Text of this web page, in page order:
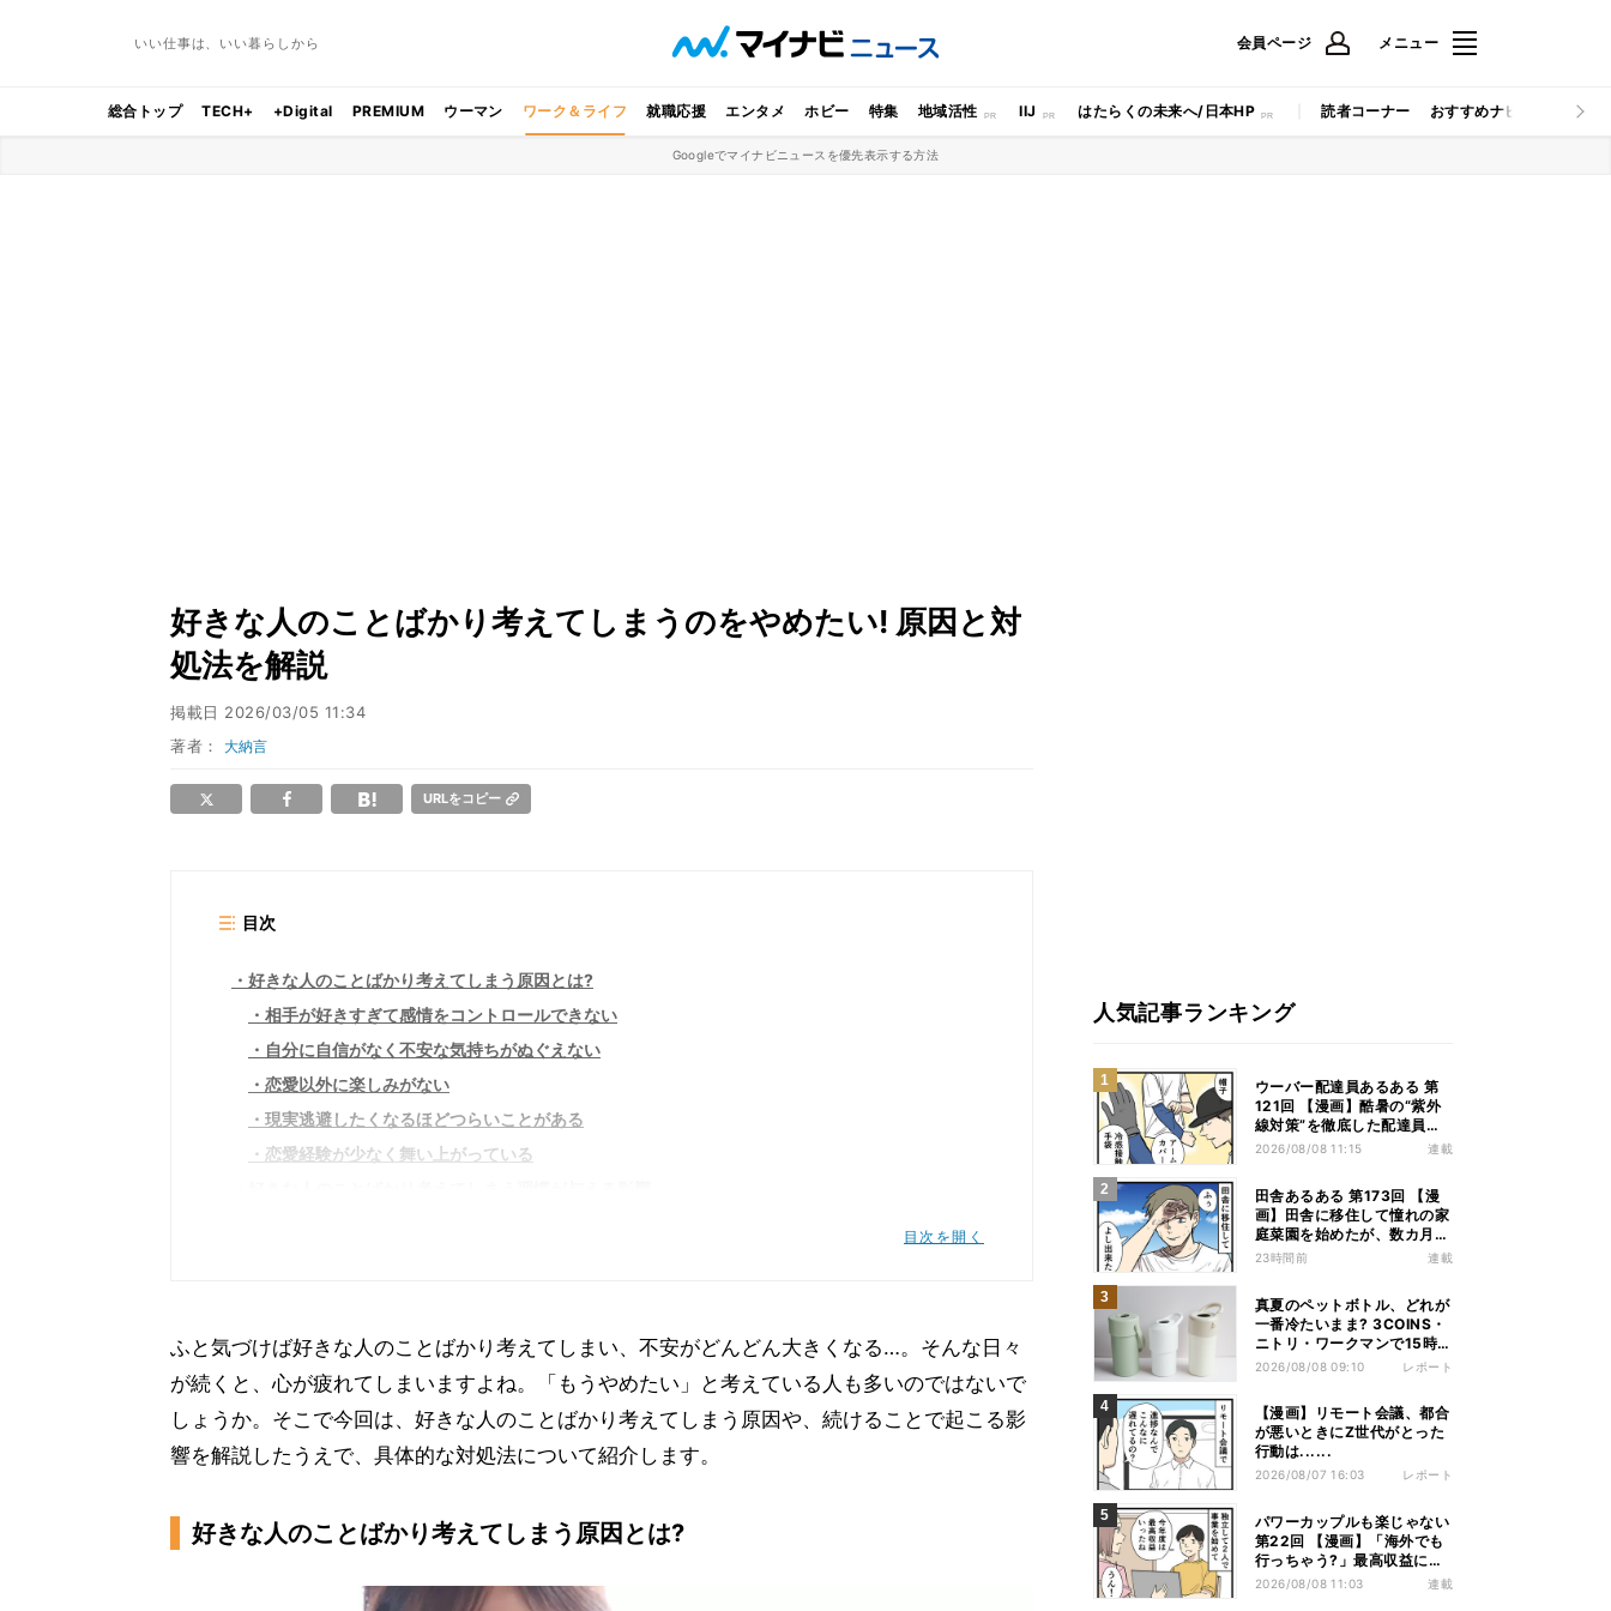
いい仕事は、いい暮らしから 会員ページ メニュー
総合トップ TECH+ +Digital PREMIUM ウーマン ワーク＆ライフ 就職応援 エンタメ ホビー 特集 地域活性 IIJ はたらくの未来へ/日本HP 読者コーナー おすすめナビ マイナビ
Googleでマイナビニュースを優先表示する方法
好きな人のことばかり考えてしまうのをやめたい! 原因と対
処法を解説
掲載日 2026/03/05 11:34
著者：大納言
URLをコピー
目次
好きな人のことばかり考えてしまう原因とは?
相手が好きすぎて感情をコントロールできない
自分に自信がなく不安な気持ちがぬぐえない
恋愛以外に楽しみがない
現実逃避したくなるほどつらいことがある
恋愛経験が少なく舞い上がっている
友人と疎遠になる
好きな人のことばかり考えてしまう自分から解放される方法
好きな人のことを考えてしまう自分を否定しない
自分の気持ちを書き出して整理してみる
SNSを見る回数を減らす
ひとりでも楽しいことを見つける
目次を開く
ふと気づけば好きな人のことばかり考えてしまい、不安がどんどん大きくなる…。そんな日々
が続くと、心が疲れてしまいますよね。「もうやめたい」と考えている人も多いのではないで
しょうか。そこで今回は、好きな人のことばかり考えてしまう原因や、続けることで起こる影
響を解説したうえで、具体的な対処法について紹介します。
好きな人のことばかり考えてしまう原因とは?
人気記事ランキング
ウーバー配達員あるある 第
121回 【漫画】酷暑の“紫外
線対策”を徹底した配達員
が、数カ月後に絶句した理由
2026/08/08 11:15 連載
田舎あるある 第173回 【漫
画】田舎に移住して憧れの家
庭菜園を始めたが、数カ月後
の光景に絶句
23時間前 連載
真夏のペットボトル、どれが
一番冷たいまま? 3COINS・
ニトリ・ワークマンで15時間
検証してみた
2026/08/08 09:10 レポート
【漫画】リモート会議、都合
が悪いときにZ世代がとった
行動は......
2026/08/07 16:03 レポート
パワーカップルも楽じゃない
第22回 【漫画】「海外でも
行っちゃう?」最高収益に喜
ぶ夫婦、直後に届いた“通知
2026/08/08 11:03 連載